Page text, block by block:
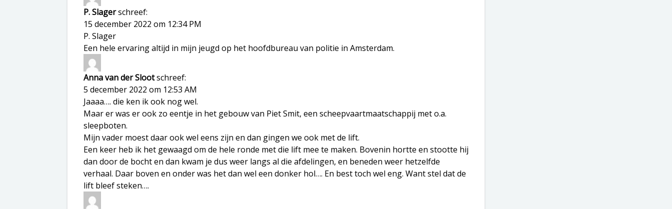
P. Slagerschreef:
15 december 2022 om 12:34 PM
P. Slager
Een hele ervaring altijd in mijn jeugd op het hoofdbureau van politie in Amsterdam.
Anna van der Slootschreef:
5 december 2022 om 12:53 AM
Jaaaa…. die ken ik ook nog wel.
Maar er was er ook zo eentje in het gebouw van Piet Smit, een scheepvaartmaatschappij met o.a.
sleepboten.
Mijn vader moest daar ook wel eens zijn en dan gingen we ook met de lift.
Een keer heb ik het gewaagd om de hele ronde met die lift mee te maken. Bovenin hortte en stootte hij
dan door de bocht en dan kwam je dus weer langs al die afdelingen, en beneden weer hetzelfde
verhaal. Daar boven en onder was het dan wel een donker hol…. En best toch wel eng. Want stel dat de
lift bleef steken….